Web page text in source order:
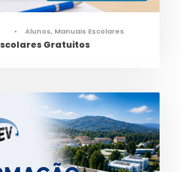
• Alunos, Manuais Escolares
Gratuitos